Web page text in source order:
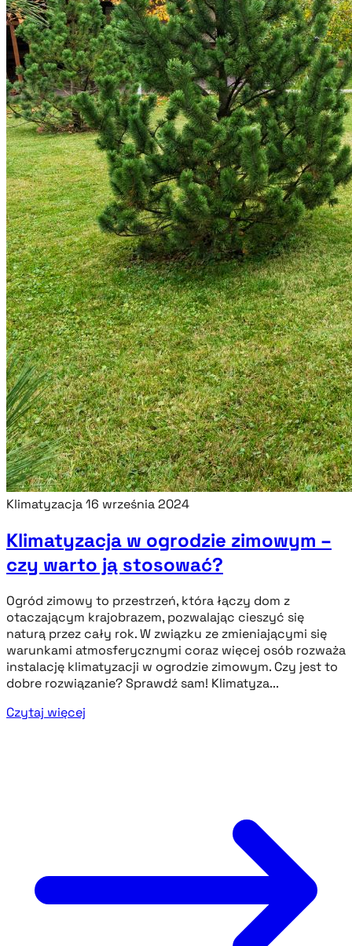
Klimatyzacja16 września 2024
Klimatyzacja w ogrodzie zimowym –
czy warto ją stosować?
Ogród zimowy to przestrzeń, która łączy dom z
otaczającym krajobrazem, pozwalając cieszyć się
naturą przez cały rok. W związku ze zmieniającymi się
warunkami atmosferycznymi coraz więcej osób rozważa
instalację klimatyzacji w ogrodzie zimowym. Czy jest to
dobre rozwiązanie? Sprawdź sam! Klimatyza...
Czytaj więcej